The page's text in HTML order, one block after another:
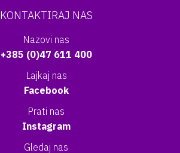
KONTAKTIRAJ NAS
Nazovi nas
+385 (0)47 611 400
Lajkaj nas
Facebook
Prati nas
Instagram
Gledaj nas